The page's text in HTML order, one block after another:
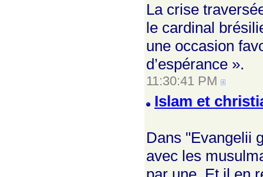
La crise
le cardinal
une occasion
d’espérance ».
11:30:41 PM
Islam et
Dans "Evangelii
avec les